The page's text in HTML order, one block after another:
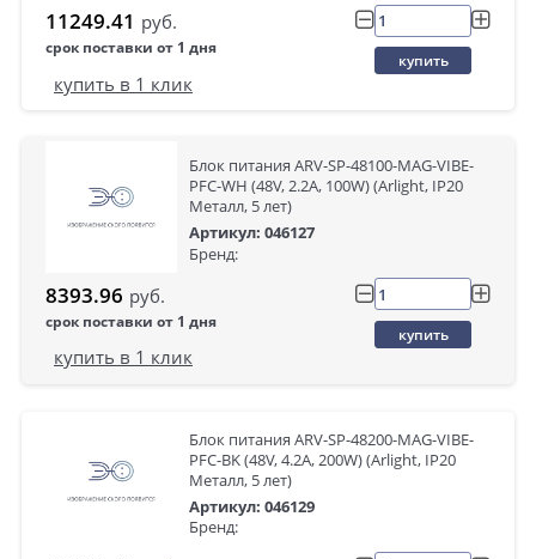
11249.41 руб.
срок поставки от 1 дня
купить
купить в 1 клик
Блок питания ARV-SP-48100-MAG-VIBE-
PFC-WH (48V, 2.2A, 100W) (Arlight, IP20
Металл, 5 лет)
Артикул: 046127
Бренд:
8393.96 руб.
срок поставки от 1 дня
купить
купить в 1 клик
Блок питания ARV-SP-48200-MAG-VIBE-
PFC-BK (48V, 4.2A, 200W) (Arlight, IP20
Металл, 5 лет)
Артикул: 046129
Бренд: